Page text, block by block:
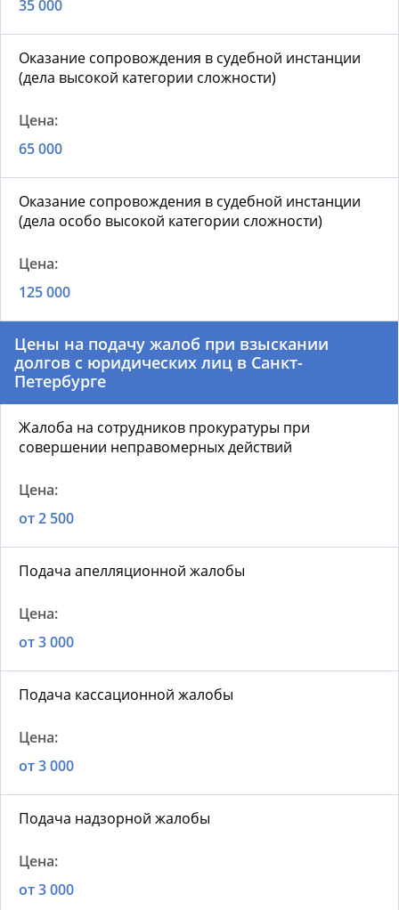
35 000
Оказание сопровождения в судебной инстанции
(дела высокой категории сложности)
65 000
Оказание сопровождения в судебной инстанции
(дела особо высокой категории сложности)
125 000
Цены на подачу жалоб при взыскании
долгов с юридических лиц в Санкт-
Петербурге
Жалоба на сотрудников прокуратуры при
совершении неправомерных действий
от 2 500
Подача апелляционной жалобы
от 3 000
Подача кассационной жалобы
от 3 000
Подача надзорной жалобы
от 3 000